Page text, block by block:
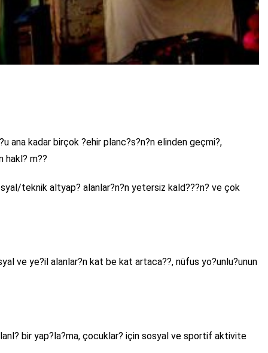
ana kadar birçok ?ehir planc?s?n?n elinden geçmi?,
hakl? m??
teknik altyap? alanlar?n?n yetersiz kald???n? ve çok
ve ye?il alanlar?n kat be kat artaca??, nüfus yo?unlu?unun
bir yap?la?ma, çocuklar? için sosyal ve sportif aktivite